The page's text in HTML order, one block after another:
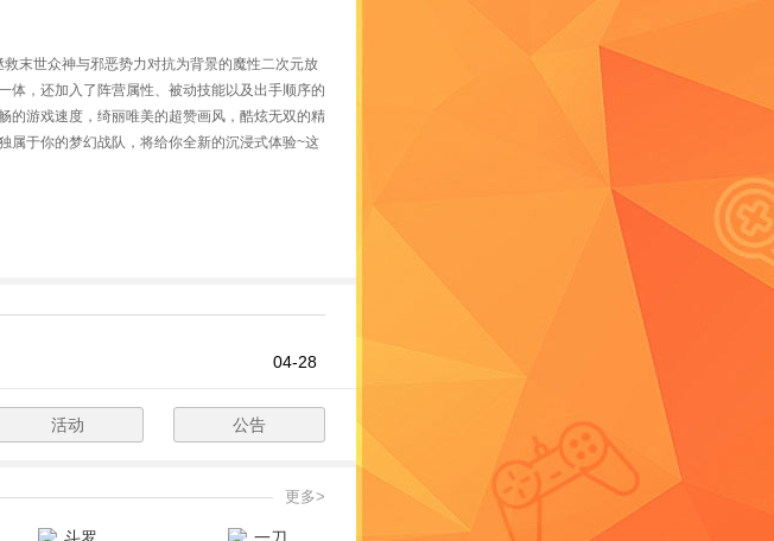
末世众神与邪恶势力对抗为背景的魔性二次元放
体，还加入了阵营属性、被动技能以及出手顺序的
的游戏速度，绮丽唯美的超赞画风，酷炫无双的精
属于你的梦幻战队，将给你全新的沉浸式体验~这
04-28
活动 公告
更多>